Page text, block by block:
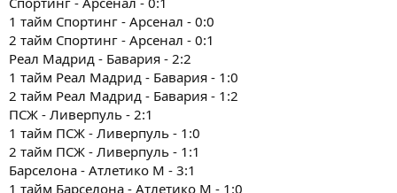
1 тайм Спортинг - Арсенал - 0:0
2 тайм Спортинг - Арсенал - 0:1
Реал Мадрид - Бавария - 2:2
1 тайм Реал Мадрид - Бавария - 1:0
2 тайм Реал Мадрид - Бавария - 1:2
ПСЖ - Ливерпуль - 2:1
1 тайм ПСЖ - Ливерпуль - 1:0
2 тайм ПСЖ - Ливерпуль - 1:1
Барселона - Атлетико М - 3:1
1 тайм Барселона - Атлетико М - 1:0